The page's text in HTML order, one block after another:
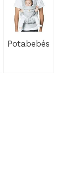
Potabebés